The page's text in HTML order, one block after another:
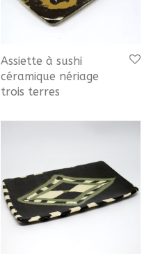
Assiette à sushi
céramique nériage
trois terres